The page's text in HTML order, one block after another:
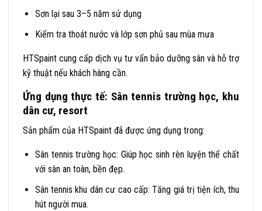
Sơn lại sau 3–5 năm sử dụng
Kiểm tra thoát nước và lớp sơn phủ sau mùa mưa
HTSpaint cung cấp dịch vụ tư vấn bảo dưỡng sân và hỗ trợ
kỹ thuật nếu khách hàng cần.
Ứng dụng thực tế: Sân tennis trường học, khu
dân cư, resort
Sản phẩm của HTSpaint đã được ứng dụng trong:
Sân tennis trường học: Giúp học sinh rèn luyện thể chất
với sân an toàn, bền đẹp.
Sân tennis khu dân cư cao cấp: Tăng giá trị tiện ích, thu
hút người mua.